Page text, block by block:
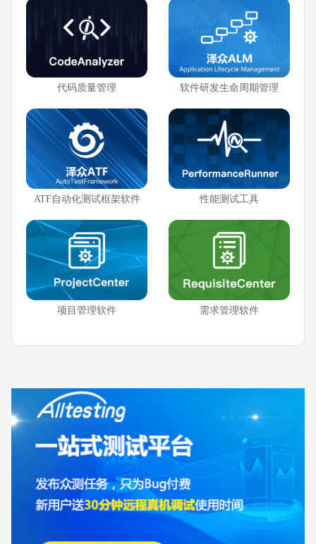
代码质量管理 软件研发生命周期管理
ATF自动化测试框架软件 性能测试工具
项目管理软件 需求管理软件